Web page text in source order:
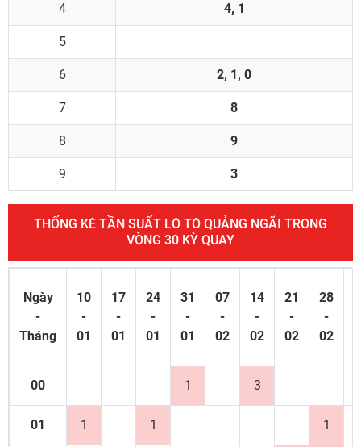
4 4, 1
5
6 2, 1, 0
7 8
8 9
9 3
THỐNG KÊ TẦN SUẤT LÔ TÔ QUẢNG NGÃI TRONG
VÒNG 30 KỲ QUAY
Ngày
-
Tháng
10
-
01
17
-
01
24
-
01
31
-
01
07
-
02
14
-
02
21
-
02
28
-
02
00 1 3
01 1 1 1